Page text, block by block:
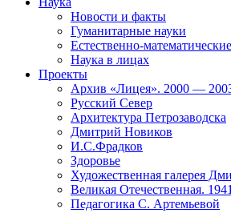
Новости и факты
Гуманитарные науки
Естественно-
Наука в лицах
Проекты
Архив «Лицея». 2000 —
Русский Север
Архитектура Петрозаводска
Дмитрий Новиков
И.С.Фрадков
Здоровье
Художественная галерея
Великая Отечественная.
Педагогика С. Артемьевой